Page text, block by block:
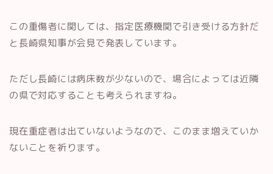
この重傷者に関しては、指定医療機関で引き受ける方針だ
と長崎県知事が会見で発表しています。
ただし長崎には病床数が少ないので、場合によっては近隣
の県で対応することも考えられますね。
現在重症者は出ていないようなので、このまま増えていか
ないことを祈ります。